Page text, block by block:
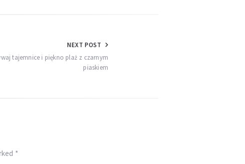
NEXT POST
tajemnice i piękno plaż z czarnym
piaskiem
*